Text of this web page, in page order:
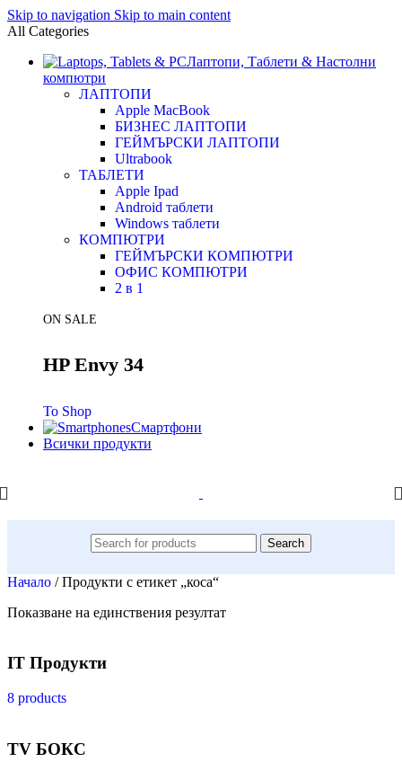
Skip to navigation Skip to main content
All Categories
Лаптопи, Таблети & Настолни
компютри
ЛАПТОПИ
Apple MacBook
БИЗНЕС ЛАПТОПИ
ГЕЙМЪРСКИ ЛАПТОПИ
Ultrabook
ТАБЛЕТИ
Apple Ipad
Android таблети
Windows таблети
КОМПЮТРИ
ГЕЙМЪРСКИ КОМПЮТРИ
ОФИС КОМПЮТРИ
2 в 1
ON SALE
HP Envy 34
To Shop
Смартфони
Всички продукти
Search
Начало / Продукти с етикет „коса“
Показване на единствения резултат
IT Продукти
8 products
TV БОКС